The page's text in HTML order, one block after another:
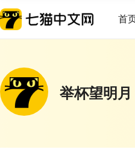
首
举杯望明月